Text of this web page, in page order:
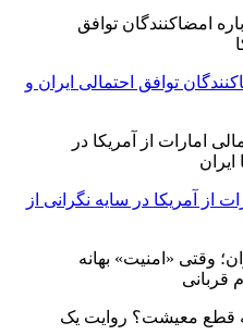
توافق احتمالی ایران و
از آمریکا در سایه نگرانی از
قطع معیشت؟ روایت یک